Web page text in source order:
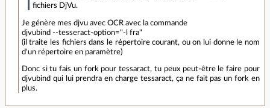
fichiers DjVu.
Je génère mes djvu avec OCR avec la commande
djvubind --tesseract-option="-l fra"
(il traite les fichiers dans le répertoire courant, ou on lui donne le nom
d'un répertoire en paramètre)
Donc si tu fais un fork pour tessaract, tu peux peut-être le faire pour
djvubind qui lui prendra en charge tessaract, ça ne fait pas un fork en
plus.